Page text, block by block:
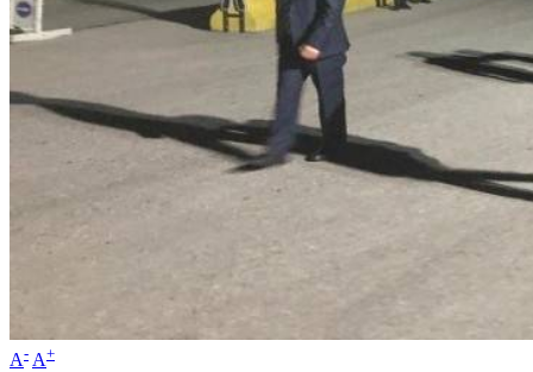
A- A+